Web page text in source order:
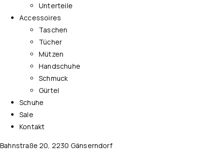
Unterteile
Accessoires
Taschen
Tücher
Mützen
Handschuhe
Schmuck
Gürtel
Schuhe
Sale
Kontakt
Bahnstraße 20, 2230 Gänserndorf